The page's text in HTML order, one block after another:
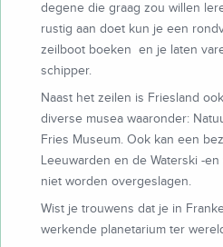
degene die graag zou willen
rustig aan doet kun je een
zeilboot boeken en je laten
schipper.
Naast het zeilen is Friesland
diverse musea waaronder:
Fries Museum. Ook kan een
Leeuwarden en de Waterski -
niet worden overgeslagen.
Wist je trouwens dat je in
werkende planetarium ter